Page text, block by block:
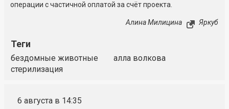
операции с частичной оплатой за счёт проекта.
Алина Милицина Яркуб
Теги
бездомные животные
алла волкова
стерилизация
6 августа в 14:35